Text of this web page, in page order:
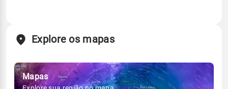
Explore os mapas
Mapas